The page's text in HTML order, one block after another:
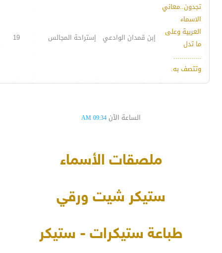
تجدون..معاني
الاسماء
العربية وعلى
ما تدل
..............
وتتصف به.
إبن قمدان الوادعي إستراحة المجالس 19
الساعة الآن 09:34 AM
ملصقات الأسماء
ستيكر شيت ورقي
طباعة ستيكرات - ستيكر